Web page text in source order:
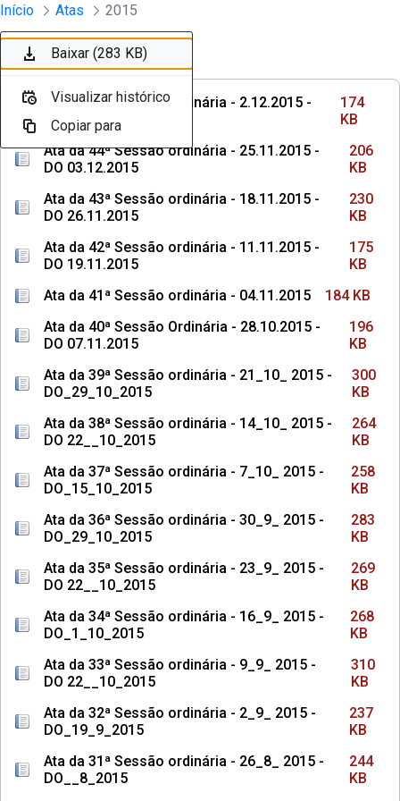
Pular para o Conteúdo principal
Sessões e Reuniões - Documentos
Início Atas 2015
Ordenar Filtro
Ata da 45ª Sessão ordinária - 2.12.2015 -
DO
174
KB
Ata da 44ª Sessão ordinária - 25.11.2015 -
DO 03.12.2015
206
KB
Ata da 43ª Sessão ordinária - 18.11.2015 -
DO 26.11.2015
230
KB
Ata da 42ª Sessão ordinária - 11.11.2015 -
DO 19.11.2015
175
KB
Ata da 41ª Sessão ordinária - 04.11.2015
184 KB
Ata da 40ª Sessão Ordinária - 28.10.2015 -
DO 07.11.2015
196
KB
Ata da 39ª Sessão ordinária - 21_10_ 2015 -
DO_29_10_2015
300
KB
Ata da 38ª Sessão ordinária - 14_10_ 2015 -
DO 22__10_2015
264
KB
Ata da 37ª Sessão ordinária - 7_10_ 2015 -
DO_15_10_2015
258
KB
Ata da 36ª Sessão ordinária - 30_9_ 2015 -
DO_29_10_2015
283
KB
Ata da 35ª Sessão ordinária - 23_9_ 2015 -
DO 22__10_2015
269
KB
Ata da 34ª Sessão ordinária - 16_9_ 2015 -
DO_1_10_2015
268
KB
Ata da 33ª Sessão ordinária - 9_9_ 2015 -
DO 22__10_2015
310
KB
Ata da 32ª Sessão ordinária - 2_9_ 2015 -
DO_19_9_2015
237
KB
Ata da 31ª Sessão ordinária - 26_8_ 2015 -
DO__8_2015
244
KB
Baixar (174 KB)
Visualizar histórico
Copiar para
Baixar (206 KB)
Visualizar histórico
Copiar para
Baixar (230 KB)
Visualizar histórico
Copiar para
Baixar (175 KB)
Visualizar histórico
Copiar para
Baixar (184 KB)
Visualizar histórico
Copiar para
Baixar (196 KB)
Visualizar histórico
Copiar para
Baixar (300 KB)
Visualizar histórico
Copiar para
Baixar (264 KB)
Visualizar histórico
Copiar para
Baixar (258 KB)
Visualizar histórico
Copiar para
Baixar (283 KB)
Visualizar histórico
Copiar para